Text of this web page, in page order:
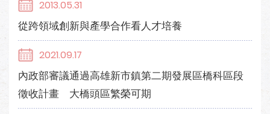
2013.05.31
從跨領域創新與產學合作看人才培養
2021.09.17
內政部審議通過高雄新市鎮第二期發展區橋科區段
徵收計畫 大橋頭區繁榮可期